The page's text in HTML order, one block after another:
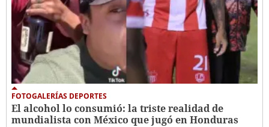
FOTOGALERÍAS DEPORTES
El alcohol lo consumió: la triste realidad de
mundialista con México que jugó en Honduras